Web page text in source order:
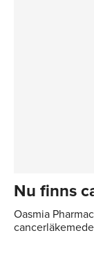
Nu finns
Oasmia